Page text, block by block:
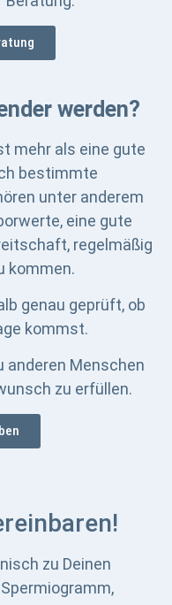
werden?
mehr als eine gute
bestimmte
unter anderem
eine gute
regelmäßig
kommen.
genau geprüft, ob
kommst.
anderen Menschen
zu erfüllen.
zu Deinen